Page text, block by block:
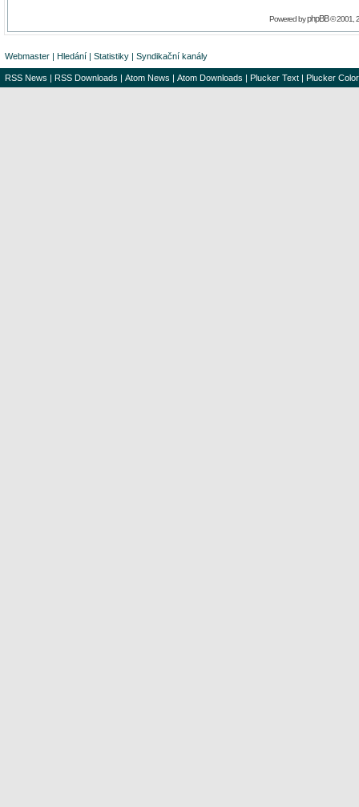
Powered byphpBB© 2001,
Webmaster | Hledání | Statistiky | Syndikační kanály
RSS News | RSS Downloads | Atom News | Atom Downloads | Plucker Text | Plucker Color